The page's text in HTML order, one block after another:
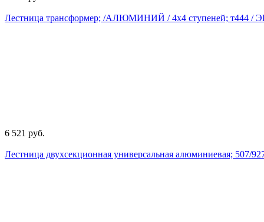
Лестница трансформер; /АЛЮМИНИЙ / 4х4 ступеней; т444 /
6 521 руб.
Лестница двухсекционная универсальная алюминиевая; 507/